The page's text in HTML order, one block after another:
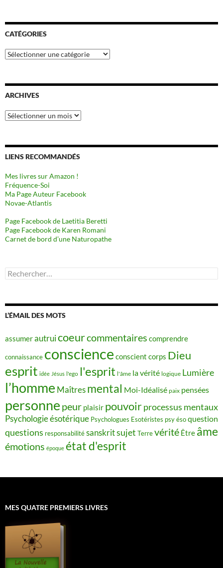
CATÉGORIES
Catégories
ARCHIVES
Archives
LIENS RECOMMANDÉS
Mes livres sur Amazon !
Fréquence-Soi
Ma Page Auteur Facebook
Novae-Atlantis
Page Facebook de Laetitia Beretti
Page Facebook de Karen Romani
Carnet de bord d’une Naturopathe
Rechercher :
L’ÉMAIL DES MOTS
assumerautruicoeurcommentaires comprendre
connaissance conscience conscient corps Dieu
esprit idée Jésus l'ego l'esprit l'âme la vérité logique Lumière
l’homme Maîtres mental Moi-Idéalisé paix pensées
personne peur plaisir pouvoirprocessus mentaux
Psychologie ésotérique Psychologues Esotéristes psy ésoquestion
questions responsabilitésanskritsujet Terrevérité Être âme
émotions époque état d'esprit
MES QUATRE PREMIERS LIVRES